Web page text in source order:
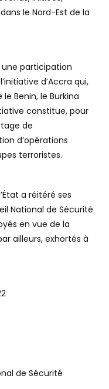
le Nord-Est de la
une participation
d’Accra qui,
Benin, le Burkina
constitue, pour
de
d’opérations
terroristes.
a réitéré ses
National de Sécurité
en vue de la
ailleurs, exhortés à
de Sécurité